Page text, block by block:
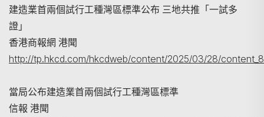
建造業首兩個試行工種灣區標準公布 三地共推「一試多
證」
香港商報網 港聞
http://tp.hkcd.com/hkcdweb/content/2025/03/28/
當局公布建造業首兩個試行工種灣區標準
信報 港聞